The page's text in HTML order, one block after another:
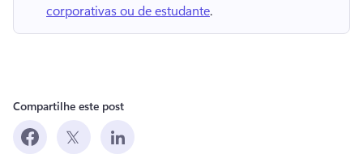
corporativas ou de estudante.
Compartilhe este post